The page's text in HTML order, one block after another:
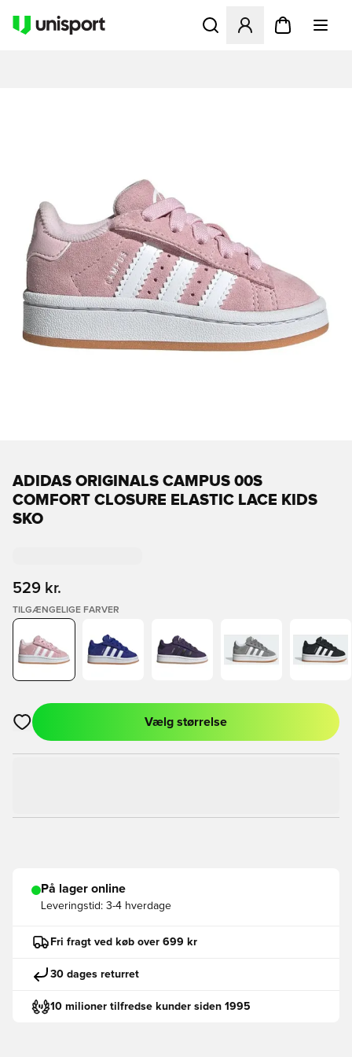
Åbner en Modal til at
ADIDAS ORIGINALS CAMPUS 00S
COMFORT CLOSURE ELASTIC LACE KIDS
SKO
529 kr.
TILGÆNGELIGE FARVER
Åbner en Modal til at logge ind eller tilmelde dig som medlem
Vælg størrelse
På lager online
Leveringstid: 3-4 hverdage
Fri fragt ved køb over 699 kr
30 dages returret
10 milioner tilfredse kunder siden 1995